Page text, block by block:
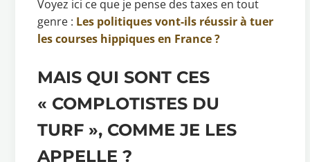
Voyez ici ce que je pense des taxes en tout
genre : Les politiques vont-ils réussir à tuer
les courses hippiques en France ?
MAIS QUI SONT CES
« COMPLOTISTES DU
TURF », COMME JE LES
APPELLE ?